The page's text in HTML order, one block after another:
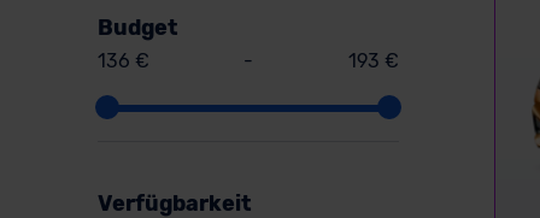
Budget
136 € - 193 €
Verfügbarkeit